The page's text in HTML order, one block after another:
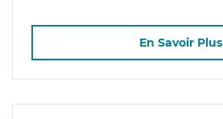
En Savoir Plus